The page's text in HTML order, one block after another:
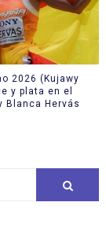
2026 (Kujawy
y plata en el
Blanca Hervás